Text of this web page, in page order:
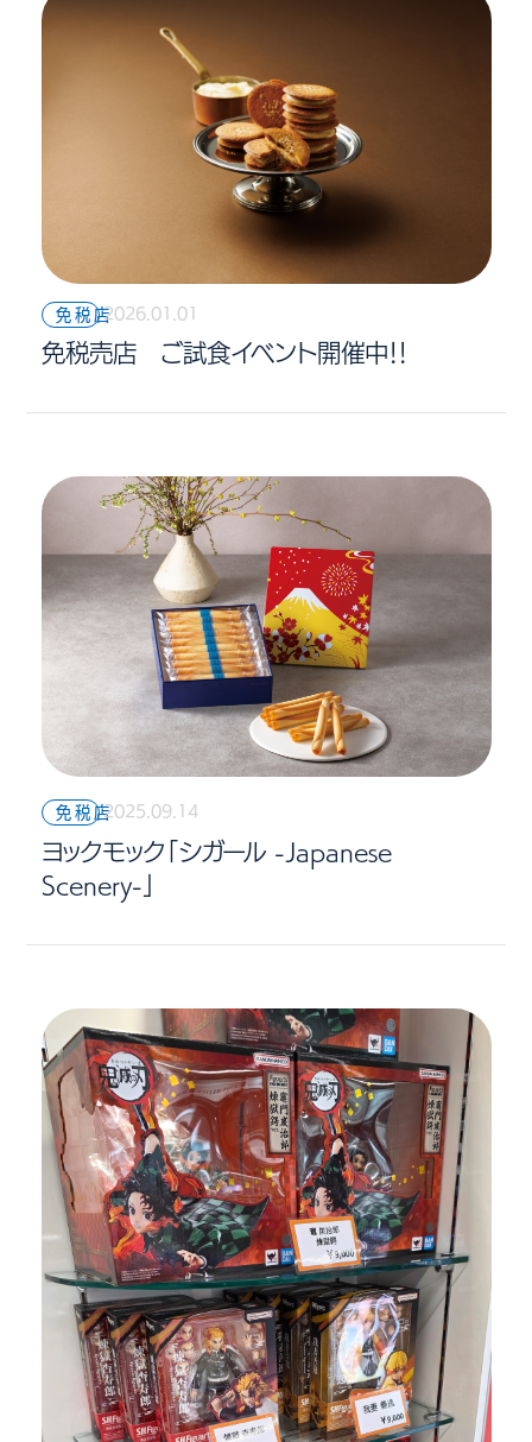
免税店2026.01.01
免税売店 ご試食イベント開催中！！
免税店2025.09.14
ヨックモック「シガール -Japanese
Scenery-」